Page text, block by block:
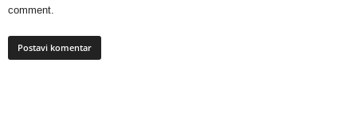
comment.